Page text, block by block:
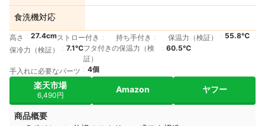
食洗機対応
高さ 27.4cmストロー付き 持ち手付き 保温力（検証）
55.8℃
保冷力（検証）
7.1℃フタ付きの保温力（検
証）
60.5℃
手入れに必要なパーツ 4個
楽天市場
6,490円
Amazon ヤフー
商品概要